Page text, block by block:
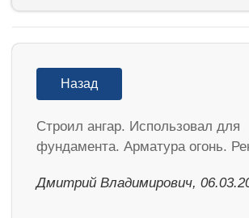
Назад
Строил ангар. Использовал для
фундамента. Арматура огонь.
Дмитрий Владимирович,